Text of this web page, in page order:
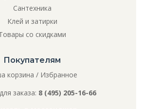
Сантехника
Клей и затирки
со скидками
Покупателям
корзина / Избранное
заказа: 8 (495) 205-16-66